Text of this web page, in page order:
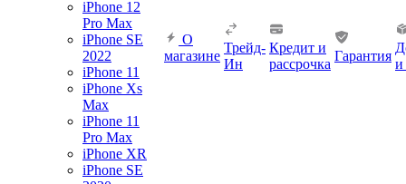
iPhone 12
Pro Max
iPhone SE
2022
iPhone 11
iPhone Xs
Max
iPhone 11
Pro Max
iPhone XR
iPhone SE
О
магазине
Трейд-
Ин
Кредит и
рассрочка
Гарантия
и